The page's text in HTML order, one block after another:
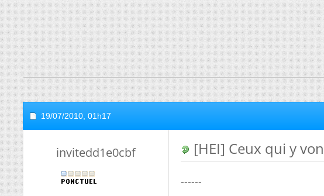
19/07/2010, 01h17
invitedd1e0cbf [HEI] Ceux qui y
------